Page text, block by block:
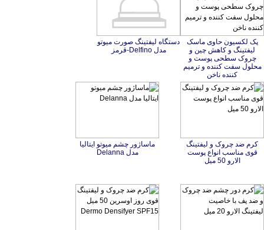
پک لکسیون حاوی ماسک
لیفتینگ و کاهش چین و
چروک سطحی پوست و
محلول سفت کننده و ترمیم
کننده ناخن
دستگاه لیفتینگ صورت میوتو
مدل Delfino-قرمز
کرم ضد چروک و لیفتینگ
قوی مناسب انواع پوست
الارو 50 میل
ماساژور چشم میوتو ایتالیا
مدل Delanna